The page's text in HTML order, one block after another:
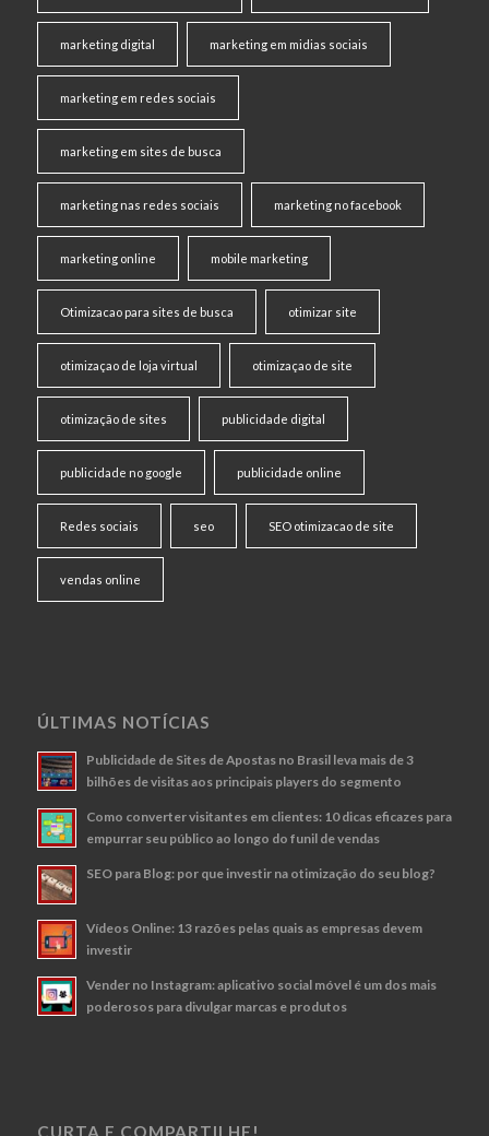
marketing digital marketing em midias sociais
marketing em redes sociais
marketing em sites de busca
marketing nas redes sociais marketing no facebook
marketing online mobile marketing
Otimizacao para sites de busca otimizar site
otimizaçao de loja virtual otimizaçao de site
otimização de sites publicidade digital
publicidade no google publicidade online
Redes sociais seo SEO otimizacao de site
vendas online
ÚLTIMAS NOTÍCIAS
Publicidade de Sites de Apostas no Brasil leva mais de 3
bilhões de visitas aos principais players do segmento
Como converter visitantes em clientes: 10 dicas eficazes para
empurrar seu público ao longo do funil de vendas
SEO para Blog: por que investir na otimização do seu blog?
Vídeos Online: 13 razões pelas quais as empresas devem
investir
Vender no Instagram: aplicativo social móvel é um dos mais
poderosos para divulgar marcas e produtos
CURTA E COMPARTILHE!